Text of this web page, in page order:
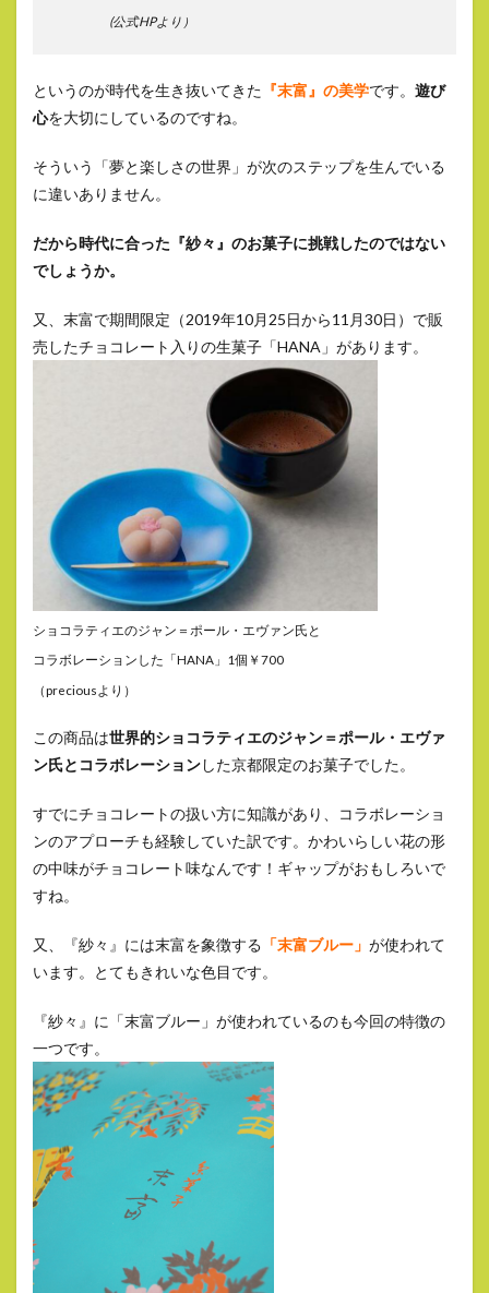
(公式HPより）
というのが時代を生き抜いてきた 『末富』の美学です。 遊び
心を大切にしているのですね。
そういう「夢と楽しさの世界」が次のステップを生んでいる
に違いありません。
だから時代に合った『紗々』のお菓子に挑戦したのではない
でしょうか。
又、末富で期間限定（2019年10月25日から11月30日）で販
売したチョコレート入りの生菓子「HANA」があります。
ショコラティエのジャン＝ポール・エヴァン氏と
コラボレーションした「HANA」1個￥700
（preciousより）
この商品は世界的ショコラティエのジャン＝ポール・エヴァ
ン氏とコラボレーションした京都限定のお菓子でした。
すでにチョコレートの扱い方に知識があり、コラボレーショ
ンのアプローチも経験していた訳です。かわいらしい花の形
の中味がチョコレート味なんです！ギャップがおもしろいで
すね。
又、『紗々』には末富を象徴する 「末富ブルー」 が使われて
います。とてもきれいな色目です。
『紗々』に「末富ブルー」が使われているのも今回の特徴の
一つです。